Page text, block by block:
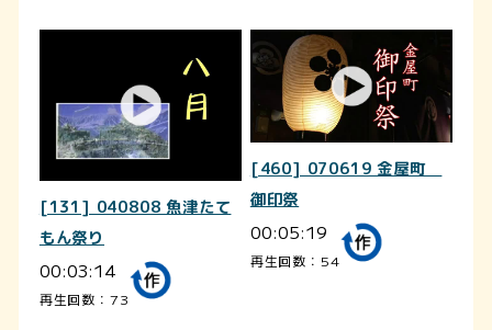
[131] 040808 魚津たて
もん祭り
00:03:14
再生回数：73
[460] 070619 金屋町
御印祭
00:05:19
再生回数：54